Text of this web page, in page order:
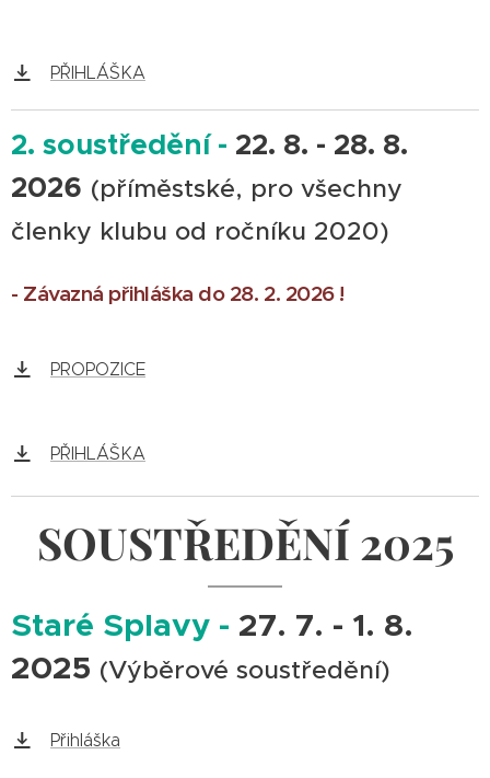
PŘIHLÁŠKA
2. soustředění - 22. 8. - 28. 8.
2026 (příměstské, pro všechny
členky klubu od ročníku 2020)
- Závazná přihláška do 28. 2. 2026 !
PROPOZICE
PŘIHLÁŠKA
SOUSTŘEDĚNÍ 2025
Staré Splavy - 27. 7. - 1. 8.
2025 (Výběrové soustředění)
Přihláška